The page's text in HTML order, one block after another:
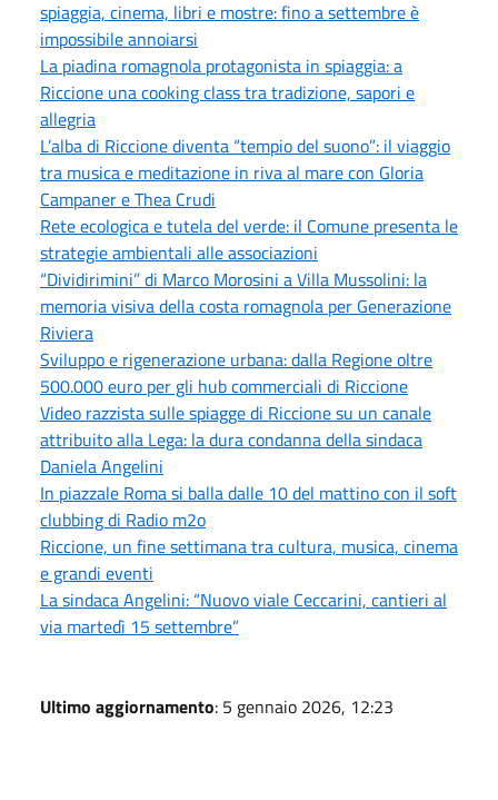
spiaggia, cinema, libri e mostre: fino a settembre è
impossibile annoiarsi
La piadina romagnola protagonista in spiaggia: a
Riccione una cooking class tra tradizione, sapori e
allegria
L’alba di Riccione diventa “tempio del suono”: il viaggio
tra musica e meditazione in riva al mare con Gloria
Campaner e Thea Crudi
Rete ecologica e tutela del verde: il Comune presenta le
strategie ambientali alle associazioni
“Dividirimini” di Marco Morosini a Villa Mussolini: la
memoria visiva della costa romagnola per Generazione
Riviera
Sviluppo e rigenerazione urbana: dalla Regione oltre
500.000 euro per gli hub commerciali di Riccione
Video razzista sulle spiagge di Riccione su un canale
attribuito alla Lega: la dura condanna della sindaca
Daniela Angelini
In piazzale Roma si balla dalle 10 del mattino con il soft
clubbing di Radio m2o
Riccione, un fine settimana tra cultura, musica, cinema
e grandi eventi
La sindaca Angelini: “Nuovo viale Ceccarini, cantieri al
via martedì 15 settembre”
Ultimo aggiornamento: 5 gennaio 2026, 12:23